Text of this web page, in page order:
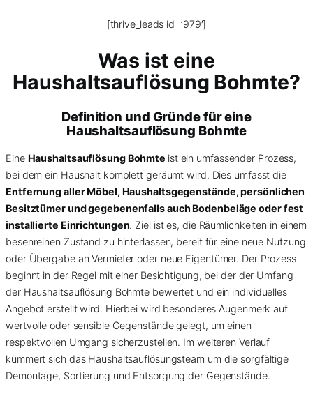
[thrive_leads id=’979′]
Was ist eine
Haushaltsauflösung Bohmte?
Definition und Gründe für eine
Haushaltsauflösung Bohmte
Eine Haushaltsauflösung Bohmte ist ein umfassender Prozess,
bei dem ein Haushalt komplett geräumt wird. Dies umfasst die
Entfernung aller Möbel, Haushaltsgegenstände, persönlichen
Besitztümer und gegebenenfalls auch Bodenbeläge oder fest
installierte Einrichtungen. Ziel ist es, die Räumlichkeiten in einem
besenreinen Zustand zu hinterlassen, bereit für eine neue Nutzung
oder Übergabe an Vermieter oder neue Eigentümer. Der Prozess
beginnt in der Regel mit einer Besichtigung, bei der der Umfang
der Haushaltsauflösung Bohmte bewertet und ein individuelles
Angebot erstellt wird. Hierbei wird besonderes Augenmerk auf
wertvolle oder sensible Gegenstände gelegt, um einen
respektvollen Umgang sicherzustellen. Im weiteren Verlauf
kümmert sich das Haushaltsauflösungsteam um die sorgfältige
Demontage, Sortierung und Entsorgung der Gegenstände.